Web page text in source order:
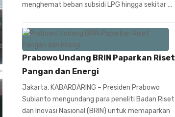
menghemat beban subsidi LPG hingga sekitar …
Prabowo Undang BRIN Paparkan Riset
Pangan dan Energi
Jakarta, KABARDARING – Presiden Prabowo
Subianto mengundang para peneliti Badan Riset
dan Inovasi Nasional (BRIN) untuk memaparkan